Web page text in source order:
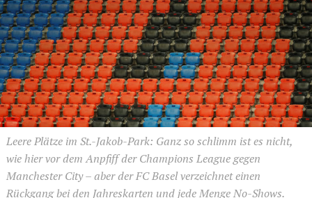
Leere Plätze im St.-Jakob-Park: Ganz so schlimm ist es nicht,
wie hier vor dem Anpfiff der Champions League gegen
Manchester City – aber der FC Basel verzeichnet einen
Rückgang bei den Jahreskarten und jede Menge No-Shows.